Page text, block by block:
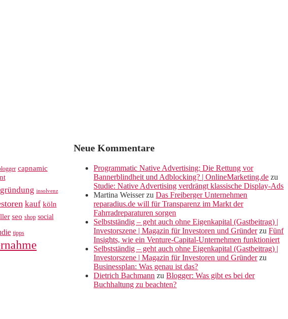
capnamic
gründung insolvenz
kauf köln
seo shop social
tipps
Neue Kommentare
Programmatic Native Advertising: Die Rettung vor
Bannerblindheit und Adblocking? | OnlineMarketing.de zu
Studie: Native Advertising verdrängt klassische Display-Ads
Martina WeisserzuDas Freiberger Unternehmen
reparadius.de will für Transparenz im Markt der
Fahrradreparaturen sorgen
Selbstständig – geht auch ohne Eigenkapital (Gastbeitrag) |
Investorszene | Magazin für Investoren und GründerzuFünf
Insights, wie ein Venture-Capital-Unternehmen funktioniert
Selbstständig – geht auch ohne Eigenkapital (Gastbeitrag) |
Investorszene | Magazin für Investoren und Gründerzu
Businessplan: Was genau ist das?
Dietrich Bachmann zuBlogger: Was gibt es bei der
Buchhaltung zu beachten?